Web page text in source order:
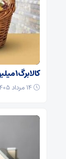
کالابرگ ۱ میلیونی در نبرد با تورم سه‌رقمی